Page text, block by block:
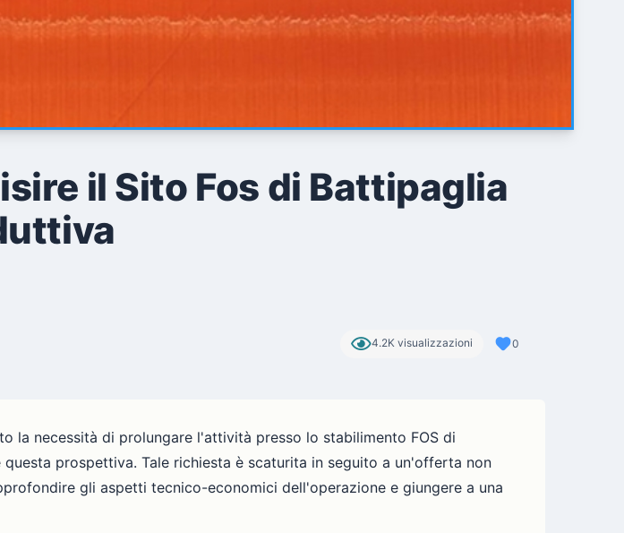
il Sito Fos di Battipaglia
4.2K visualizzazioni 0
la necessità di prolungare l'attività presso lo stabilimento FOS di
prospettiva. Tale richiesta è scaturita in seguito a un'offerta non
gli aspetti tecnico-economici dell'operazione e giungere a una